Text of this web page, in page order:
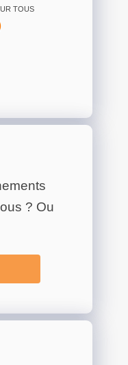
TOUS
? Ou